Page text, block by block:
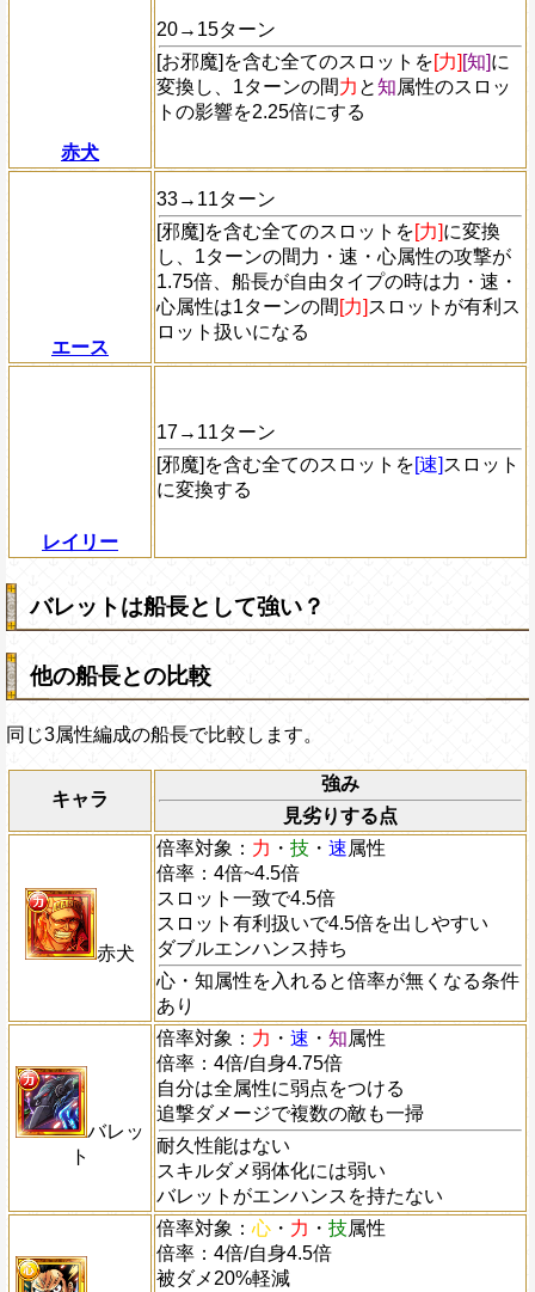
赤犬
20→15ターン
[お邪魔]を含む全てのスロットを[力] [知]に
変換し、1ターンの間力 と知属性のスロッ
トの影響を2.25倍にする
エース
33→11ターン
[邪魔] を含む全てのスロットを[力]に変換
し、1ターンの間力・速・心属性の攻撃が
1.75倍、船長が自由タイプの時は力・速・
心属性は1ターンの間 [力] スロットが有利ス
ロット扱いになる
レイリー
17→11ターン
[邪魔] を含む全てのスロットを[速] スロット
に変換する
バレットは船長として強い？
他の船長との比較
同じ3属性編成の船長で比較します。
キャラ
強み
見劣りする点
赤犬
倍率対象： 力 ・ 技 ・ 速属性
倍率：4倍~4.5倍
スロット一致で4.5倍
スロット有利扱いで4.5倍を出しやすい
ダブルエンハンス持ち
心・知属性を入れると倍率が無くなる条件
あり
バレッ
ト
倍率対象： 力 ・ 速 ・ 知属性
倍率：4倍/自身4.75倍
自分は全属性に弱点をつける
追撃ダメージで複数の敵も一掃
耐久性能はない
スキルダメ弱体化には弱い
バレットがエンハンスを持たない
倍率対象： 心 ・ 力 ・ 技属性
倍率：4倍/自身4.5倍
被ダメ20%軽減